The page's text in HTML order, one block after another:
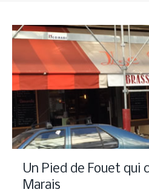
Un Pied de Fouet qui
Marais